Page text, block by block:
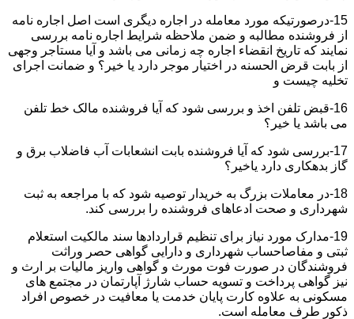
15-درصورتیکه مورد معامله در اجاره دیگری است اصل اجاره نامه
از فروشنده مطالبه و ضمن ملاحظه شرایط اجاره نامه بررسی
نمایند که تاریخ انقضاء اجاره چه زمانی می باشد و آیا مستاجر وجهی
از بابت قرض الحسنه در اختیار موجر دارد یا خیر؟ و ضمانت اجرای
تخلیه چیست و
16-قبض تلفن اخذ و بررسی شود که آیا فروشنده مالک خط تلفن
می باشد یا خیر؟
17-بررسی شود که آیا فروشنده بابت انشعابات آب فاضلاب برق و
گاز بدهکاری دارد یاخیر؟
18-در معاملات بزرگ به خریدار توصیه شود که با مراجعه به ثبت
شهرداری و صحت ادعاهای فروشنده را بررسی کند.
19-مدارک مورد نیاز برای تنظیم قراردادها سند مالکیت استعلام
ثبتی و مفاصاحساب شهرداری و دارایی گواهی حصر وراثت
فروشندگان در صورت فوت مورث و گواهی واریز مالیات بر ارث و
نیز گواهی پرداخت و تسویه حساب شارژ آپارتمان در مجتمع های
مسکونی به علاوه کارت پایان خدمت یا معافیت در خصوص افراد
ذکور طرف معامله است.